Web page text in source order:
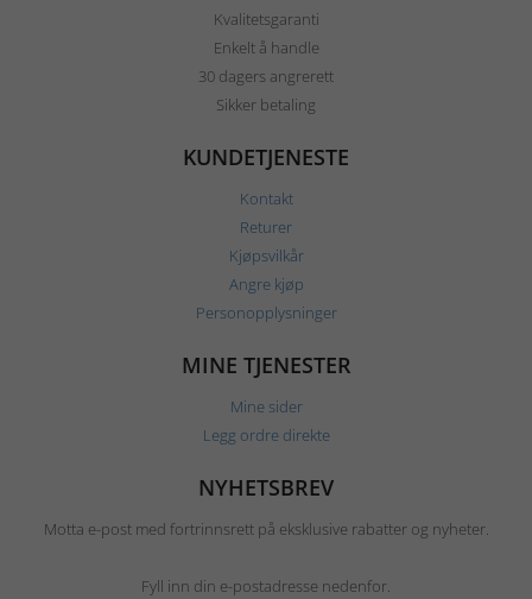
Kvalitetsgaranti
Enkelt å handle
30 dagers angrerett
Sikker betaling
KUNDETJENESTE
Kontakt
Returer
Kjøpsvilkår
Angre kjøp
Personopplysninger
MINE TJENESTER
Mine sider
Legg ordre direkte
NYHETSBREV
Motta e-post med fortrinnsrett på eksklusive rabatter og nyheter.
Fyll inn din e-postadresse nedenfor.